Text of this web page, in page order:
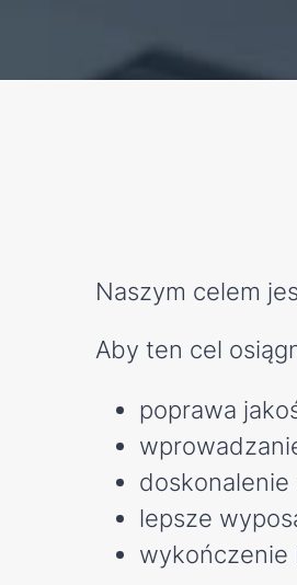
Naszym celem
Aby ten cel
poprawa
lepsze
wykończenie